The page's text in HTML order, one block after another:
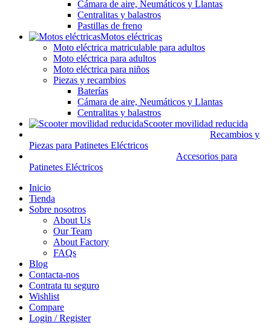
Cámara de aire, Neumáticos y Llantas
Centralitas y balastros
Pastillas de freno
Motos eléctricas
Moto eléctrica matriculable para adultos
Moto eléctrica para adultos
Moto eléctrica para niños
Piezas y recambios
Baterías
Cámara de aire, Neumáticos y Llantas
Centralitas y balastros
Scooter movilidad reducida
Recambios y
Piezas para Patinetes Eléctricos
Accesorios para
Patinetes Eléctricos
Inicio
Tienda
Sobre nosotros
About Us
Our Team
About Factory
FAQs
Blog
Contacta-nos
Contrata tu seguro
Wishlist
Compare
Login / Register